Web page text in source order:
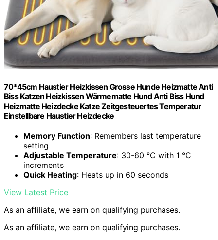
70*45cm Haustier Heizkissen Grosse Hunde Heizmatte Anti
Biss Katzen Heizkissen Wärmematte Hund Anti Biss Hund
Heizmatte Heizdecke Katze Zeitgesteuertes Temperatur
Einstellbare Haustier Heizdecke
Memory Function: Remembers last temperature
setting
Adjustable Temperature: 30-60 °C with 1 °C
increments
Quick Heating: Heats up in 60 seconds
View Latest Price
As an affiliate, we earn on qualifying purchases.
As an affiliate, we earn on qualifying purchases.